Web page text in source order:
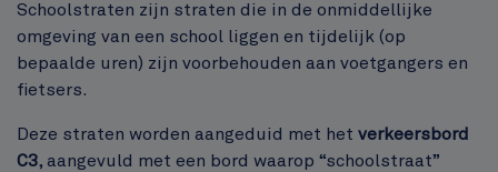
Schoolstraten zijn straten die in de onmiddellijke
omgeving van een school liggen en tijdelijk (op
bepaalde uren) zijn voorbehouden aan voetgangers en
fietsers.
Deze straten worden aangeduid met het verkeersbord
C3, aangevuld met een bord waarop “schoolstraat”